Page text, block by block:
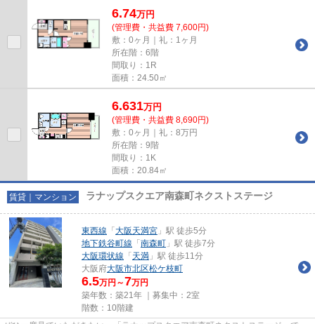
6.74万円
(管理費・共益費 7,600円)
敷：0ヶ月｜礼：1ヶ月
所在階：6階
間取り：1R
面積：24.50㎡
6.631万円
(管理費・共益費 8,690円)
敷：0ヶ月｜礼：8万円
所在階：9階
間取り：1K
面積：20.84㎡
賃貸｜マンション ラナップスクエア南森町ネクストステージ
東西線 「 大阪天満宮 」駅 徒歩5分
地下鉄谷町線 「 南森町 」駅 徒歩7分
大阪環状線 「 天満 」駅 徒歩11分
大阪府大阪市北区松ケ枝町
6.5万円～7万円
築年数：築21年 ｜募集中： 2室
階数：10階建